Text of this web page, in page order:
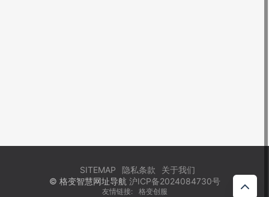
SITEMAP 隐私条款
关于我们
© 格变智慧网址导航 沪ICP备2024084730号
友情链接: 格变创服